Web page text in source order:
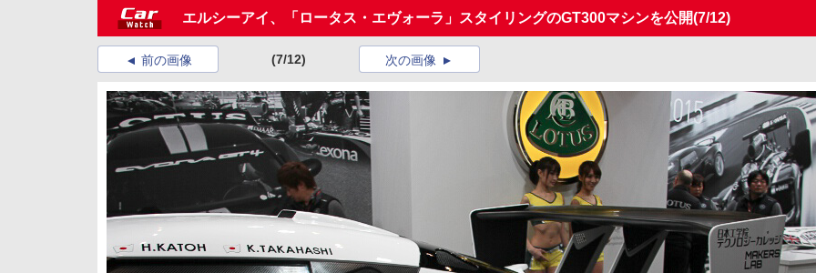
エルシーアイ、「ロータス・エヴォーラ」スタイリングのGT300マシンを公開(7/12)
前の画像 (7/12) 次の画像